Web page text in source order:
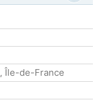
, Île-de-France